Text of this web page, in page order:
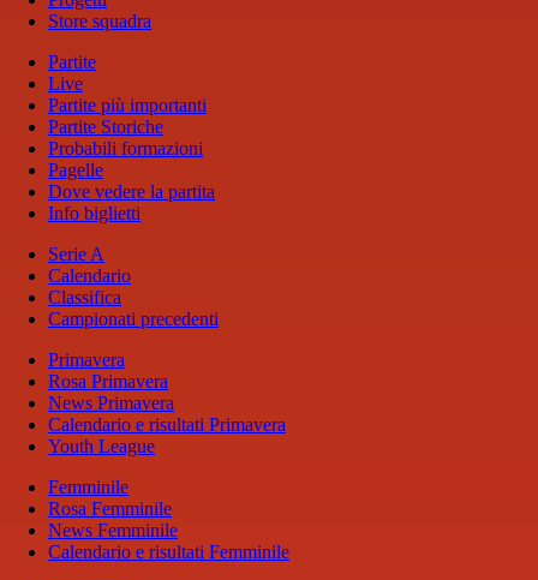
Store squadra
Partite
Live
Partite più importanti
Partite Storiche
Probabili formazioni
Pagelle
Dove vedere la partita
Info biglietti
Serie A
Calendario
Classifica
Campionati precedenti
Primavera
Rosa Primavera
News Primavera
Calendario e risultati Primavera
Youth League
Femminile
Rosa Femminile
News Femminile
Calendario e risultati Femminile